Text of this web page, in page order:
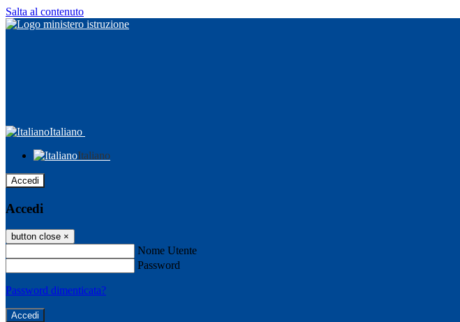
Salta al contenuto
Italiano
Italiano
Accedi
Accedi
button close ×
Nome Utente
Password
Password dimenticata?